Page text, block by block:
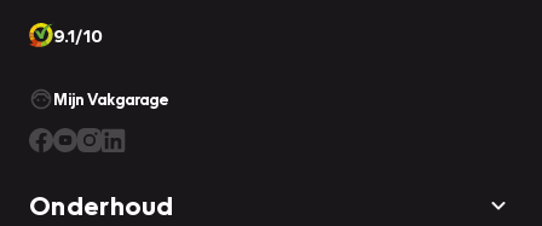
9.1/10
Mijn Vakgarage
Onderhoud